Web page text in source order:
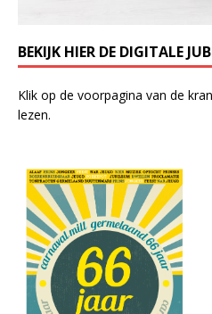
BEKIJK HIER DE DIGITALE
Klik op de voorpagina van de
lezen.